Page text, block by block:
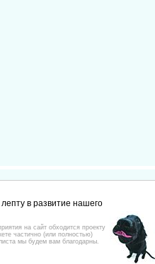
в развитие нашего
на сайт обходится проекту
частично (или полностью)
мы будем вам благодарны.